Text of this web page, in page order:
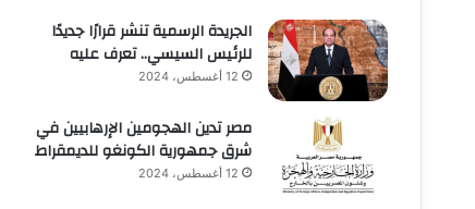
الجريدة الرسمية تنشر قرارًا جديدًا
للرئيس السيسي.. تعرف عليه
12 أغسطس، 2024
مصر تدين الهجومين الإرهابيين في
شرق جمهورية الكونغو للديمقراط
12 أغسطس، 2024